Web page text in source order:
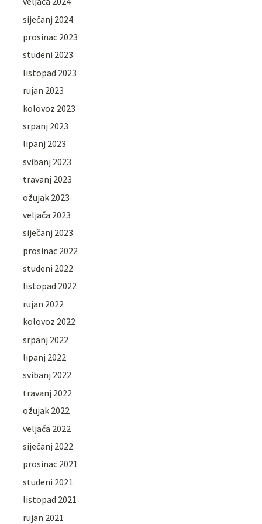
siječanj 2024
prosinac 2023
studeni 2023
listopad 2023
rujan 2023
kolovoz 2023
srpanj 2023
lipanj 2023
svibanj 2023
travanj 2023
ožujak 2023
veljača 2023
siječanj 2023
prosinac 2022
studeni 2022
listopad 2022
rujan 2022
kolovoz 2022
srpanj 2022
lipanj 2022
svibanj 2022
travanj 2022
ožujak 2022
veljača 2022
siječanj 2022
prosinac 2021
studeni 2021
listopad 2021
rujan 2021